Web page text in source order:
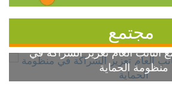
مجتمع
النائب العام تعزيز الشراكة في
منظومة الحماية